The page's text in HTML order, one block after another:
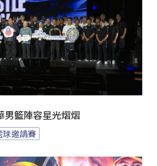
男籃陣容星光熠熠
球邀請賽